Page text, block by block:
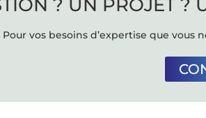
? UN PROJET ?
Pour vos besoins d’expertise que vous